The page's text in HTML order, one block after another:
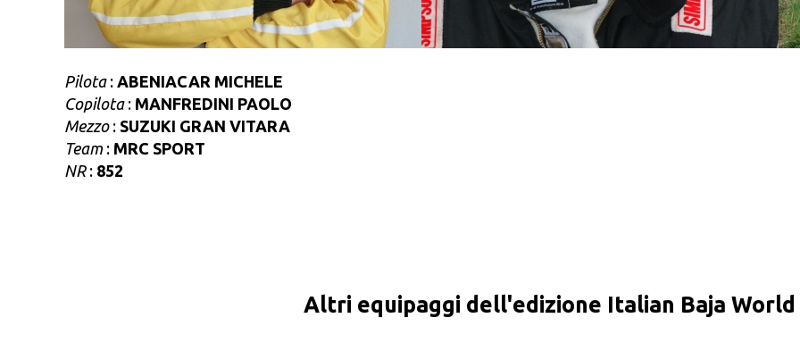
Pilota: ABENIACAR MICHELE
Copilota: MANFREDINI PAOLO
Mezzo: SUZUKI GRAN VITARA
Team : MRC SPORT
NR: 852
Altri equipaggi dell'edizione Italian Baja World